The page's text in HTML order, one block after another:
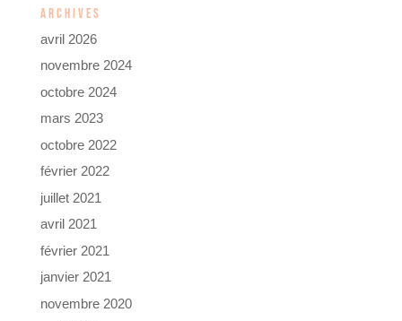
ARCHIVES
avril 2026
novembre 2024
octobre 2024
mars 2023
octobre 2022
février 2022
juillet 2021
avril 2021
février 2021
janvier 2021
novembre 2020